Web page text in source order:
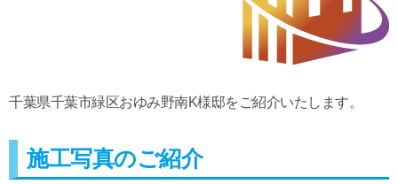
千葉県千葉市緑区おゆみ野南K様邸をご紹介いたします。
施工写真のご紹介